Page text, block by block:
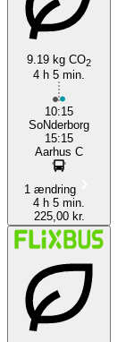
9.19 kg CO2
4 h 5 min.
10:15
SоNderborg
15:15
Aarhus C
1 ændring
4 h 5 min.
225,00 kr.